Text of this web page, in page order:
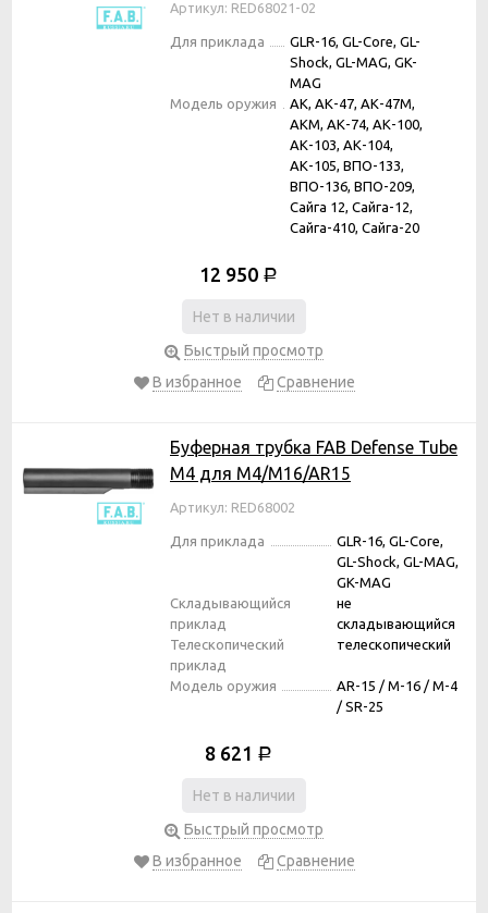
Артикул: RED68021-02
Для приклада
GLR-16, GL-Core, GL-
Shock, GL-MAG, GK-
MAG
Модель оружия
АК, АК-47, АК-47М,
АКМ, АК-74, АК-100,
АК-103, АК-104,
АК-105, ВПО-133,
ВПО-136, ВПО-209,
Сайга 12, Сайга-12,
Сайга-410, Сайга-20
12 950 Р
Нет в наличии
Быстрый просмотр
В избранное
Сравнение
Буферная трубка FAB Defense Tube
M4 для M4/M16/AR15
Артикул: RED68002
Для приклада
GLR-16, GL-Core,
GL-Shock, GL-MAG,
GK-MAG
Складывающийся
приклад
не
складывающийся
Телескопический
приклад
телескопический
Модель оружия
AR-15 / M-16 / M-4
/ SR-25
8 621 Р
Нет в наличии
Быстрый просмотр
В избранное
Сравнение